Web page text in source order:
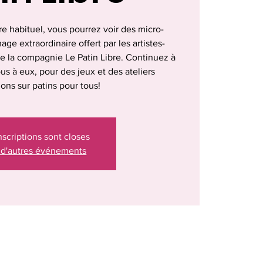
habituel, vous pourrez voir des micro-
extraordinaire offert par les artistes-
la compagnie Le Patin Libre. Continuez à
à eux, pour des jeux et des ateliers
sur patins pour tous!
sont closes
événements